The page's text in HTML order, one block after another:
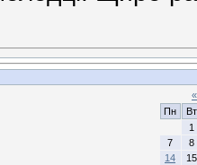
«
Пн
Вт
1
7
8
14
15